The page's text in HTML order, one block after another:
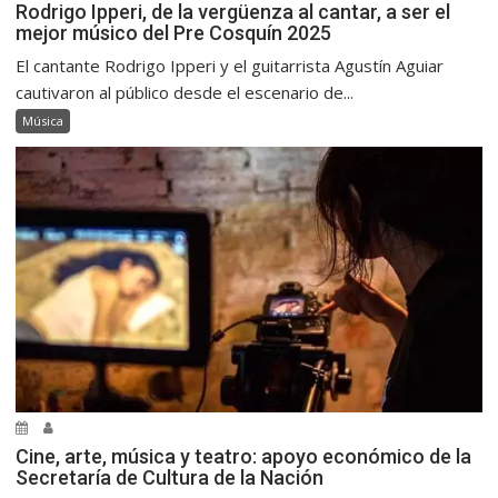
Rodrigo Ipperi, de la vergüenza al cantar, a ser el
mejor músico del Pre Cosquín 2025
El cantante Rodrigo Ipperi y el guitarrista Agustín Aguiar
cautivaron al público desde el escenario de...
Música
Cine, arte, música y teatro: apoyo económico de la
Secretaría de Cultura de la Nación